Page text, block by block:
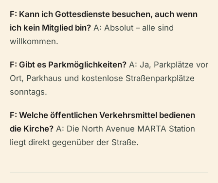
F: Kann ich Gottesdienste besuchen, auch wenn
ich kein Mitglied bin? A: Absolut – alle sind
willkommen.
F: Gibt es Parkmöglichkeiten? A: Ja, Parkplätze vor
Ort, Parkhaus und kostenlose Straßenparkplätze
sonntags.
F: Welche öffentlichen Verkehrsmittel bedienen
die Kirche? A: Die North Avenue MARTA Station
liegt direkt gegenüber der Straße.